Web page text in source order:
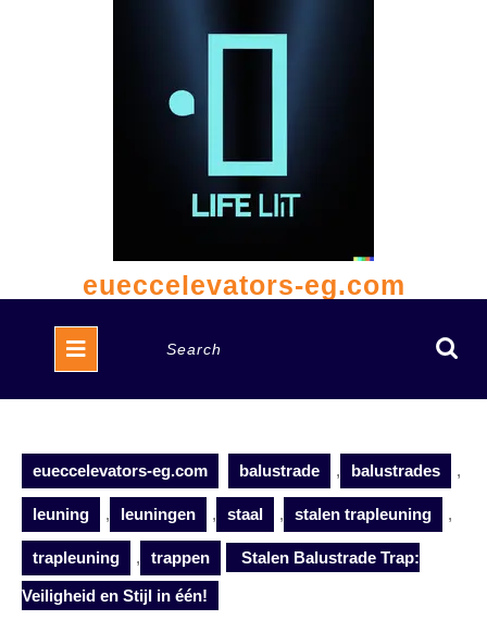
eueccelevators-eg.com
Open
Button
eueccelevators-eg.com balustrade , balustrades ,
leuning , leuningen , staal , stalen trapleuning ,
trapleuning , trappen Stalen Balustrade Trap:
Veiligheid en Stijl in één!